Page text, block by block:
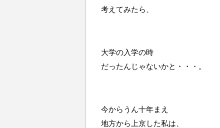
考えてみたら、
大学の入学の時
だったんじゃないかと・・・。
今からうん十年まえ
地方から上京した私は、